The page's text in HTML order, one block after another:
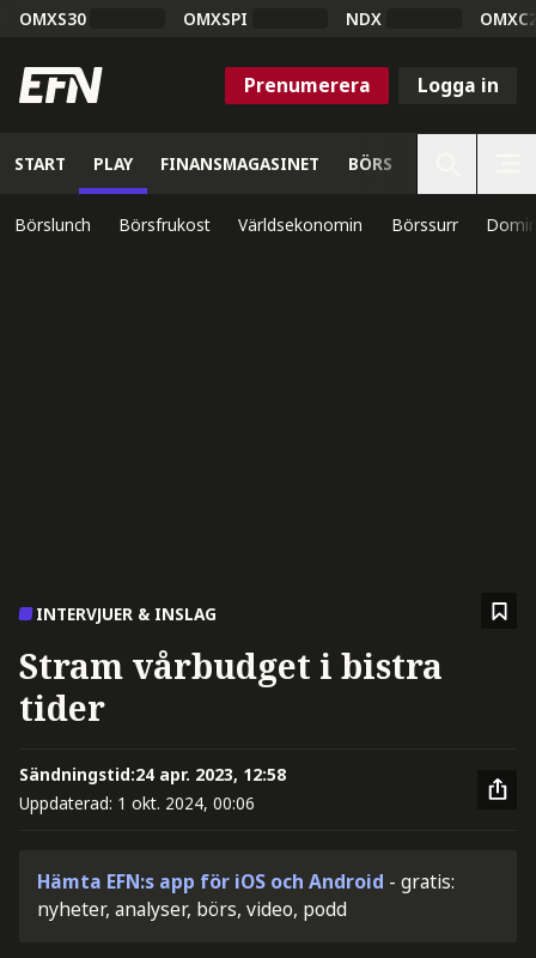
OMXS30 OMXSPI NDX
Prenumerera Logga in
START PLAY FINANSMAGASINET BÖRS
Börslunch Börsfrukost Världsekonomin Börssurr
INTERVJUER & INSLAG
Stram vårbudget i bistra
tider
Sändningstid:24 apr. 2023, 12:58
Uppdaterad: 1 okt. 2024, 00:06
Hämta EFN:s app för iOS och Android - gratis:
nyheter, analyser, börs, video, podd